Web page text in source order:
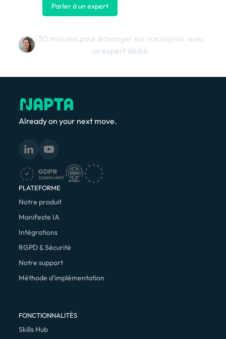
Parler à un expert
30 minutes pour échanger sur vos enjeux, avec
un expert dédié.
Already on your next move.
PLATEFORME
Notre produit
Manifeste IA
Intégrations
RGPD & Sécurité
Notre support
Méthode d’implémentation
FONCTIONNALITÉS
Skills Hub